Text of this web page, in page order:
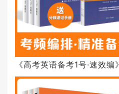
《高考英语备考1号·速效编》